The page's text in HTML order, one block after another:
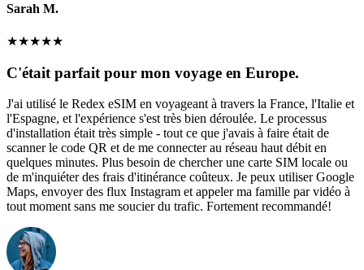
Sarah M.
★★★★★
C'était parfait pour mon voyage en Europe.
J'ai utilisé le Redex eSIM en voyageant à travers la France, l'Italie et
l'Espagne, et l'expérience s'est très bien déroulée. Le processus
d'installation était très simple - tout ce que j'avais à faire était de
scanner le code QR et de me connecter au réseau haut débit en
quelques minutes. Plus besoin de chercher une carte SIM locale ou
de m'inquiéter des frais d'itinérance coûteux. Je peux utiliser Google
Maps, envoyer des flux Instagram et appeler ma famille par vidéo à
tout moment sans me soucier du trafic. Fortement recommandé!